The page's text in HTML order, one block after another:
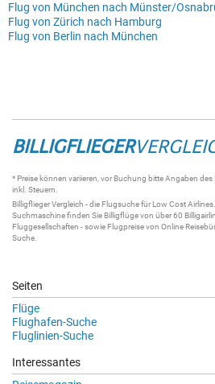
Flug von München nach Münster/
Flug von Zürich nach Hamburg
Flug von Berlin nach München
BILLIGFLIEGER
* Preise können variieren, vor Buchung bitte Angaben
inkl. Steuern.
BilligfliegerVergleich - die Flugsuchefür Low Cost
Suchmaschinefinden Sie Billigflügevon über 60
Fluggesellschaften - sowie Flugpreise von Online
Suche
Seiten
Flüge
Flughafen-Suche
Fluglinien-Suche
Interessantes